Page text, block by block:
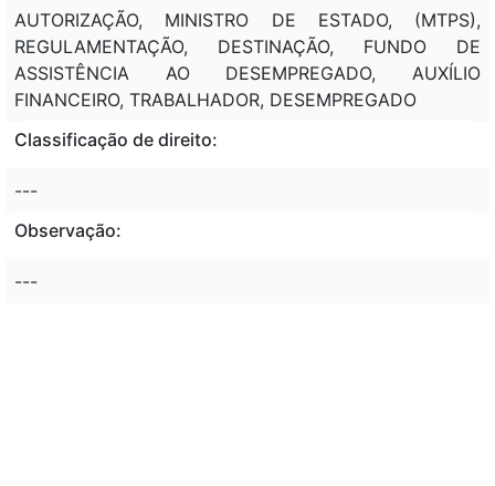
AUTORIZAÇÃO, MINISTRO DE ESTADO, (MTPS),
REGULAMENTAÇÃO, DESTINAÇÃO, FUNDO DE
ASSISTÊNCIA AO DESEMPREGADO, AUXÍLIO
FINANCEIRO, TRABALHADOR, DESEMPREGADO
Classificação de direito:
---
Observação:
---